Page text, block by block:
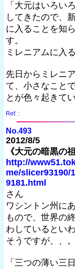
「大元はいろい
してきたので、
に入ることを知
す。
ミレニアムに入
先日からミレニ
て、小さなこと
とが色々起きてい
Ref. :
No.493
2012/8/5
《大元の暗黒の
http://
me/slicer93190/
9181.html
さん
ワシントン州に
もので、世界の
わしているとい
そうですが、、。
「三つの薄い三